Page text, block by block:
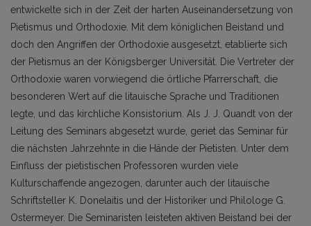
entwickelte sich in der Zeit der harten Auseinandersetzung von
Pietismus und Orthodoxie. Mit dem königlichen Beistand und
doch den Angriffen der Orthodoxie ausgesetzt, etablierte sich
der Pietismus an der Königsberger Universität. Die Vertreter der
Orthodoxie waren vorwiegend die örtliche Pfarrerschaft, die
besonderen Wert auf die litauische Sprache und Traditionen
legte, und das kirchliche Konsistorium. Als J. J. Quandt von der
Leitung des Seminars abgesetzt wurde, geriet das Seminar für
die nächsten Jahrzehnte in die Hände der Pietisten. Unter dem
Einfluss der pietistischen Professoren wurden viele
Kulturschaffende angezogen, darunter auch der litauische
Schriftsteller K. Donelaitis und der Historiker und Philologe G.
Ostermeyer. Die Seminaristen leisteten aktiven Beistand bei der